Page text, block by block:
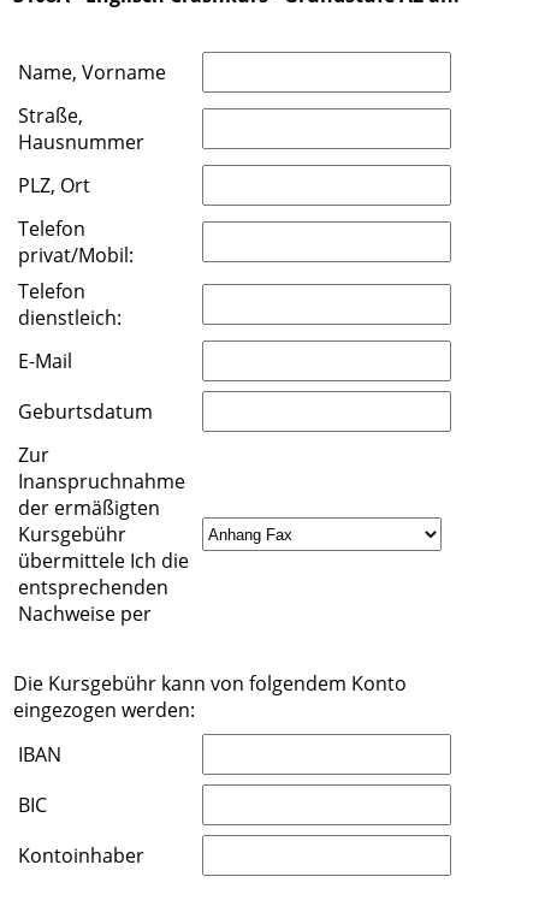
Name, Vorname
Straße,
Hausnummer
PLZ, Ort
Telefon
privat/Mobil:
Telefon
dienstleich:
E-Mail
Geburtsdatum
Zur
Inanspruchnahme
der ermäßigten
Kursgebühr
übermittele Ich die
entsprechenden
Nachweise per
Die Kursgebühr kann von folgendem Konto
eingezogen werden:
IBAN
BIC
Kontoinhaber